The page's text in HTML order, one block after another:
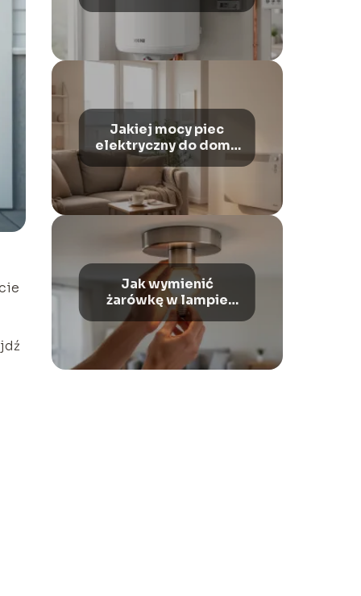
Jakiej mocy piec
elektryczny do domu
120m2?
Jak wymienić
żarówkę w lampie
sufitowej?